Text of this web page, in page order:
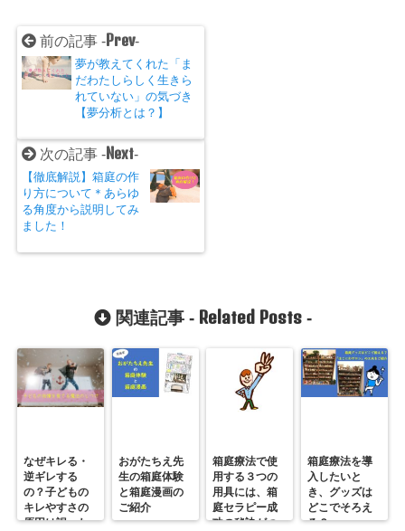
前の記事 - Prev-
夢が教えてくれた「ま
だわたしらしく生きら
れていない」の気づき
【夢分析とは？】
次の記事 - Next-
【徹底解説】箱庭の作
り方について＊あらゆ
る角度から説明してみ
ました！
関連記事 - Related Posts-
なぜキレる・
逆ギレする
の？子どもの
キレやすさの
原因は誤った
おがたちえ先
生の箱庭体験
と箱庭漫画の
ご紹介
箱庭療法で使
用する３つの
用具には、箱
庭セラピー成
功の秘訣がつ
箱庭療法を導
入したいと
き、グッズは
どこでそろえ
る？